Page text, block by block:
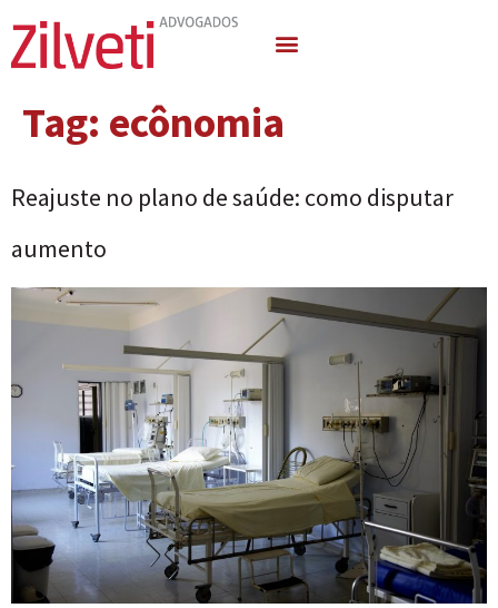
Tag: ecônomia
Reajuste no plano de saúde: como disputar
aumento